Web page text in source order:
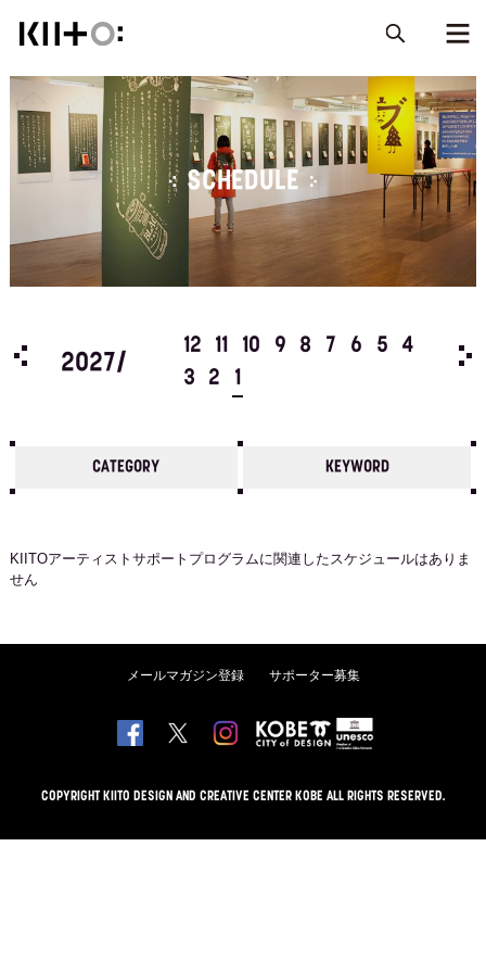
SCHEDULE
4
2027/
12 11 10 9 8 7 6 5
4
3
2 1
CATEGORY KEYWORD
KIITOアーティストサポートプログラムに関連したスケジュールはありま
せん
メールマガジン登録 サポーター募集
COPYRIGHT KIITO DESIGN AND CREATIVE CENTER KOBE ALL RIGHTS RESERVED.